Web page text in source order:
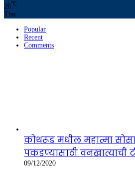
26℃
Thu
Popular
Recent
Comments
कोथरूड मधील महात्मा
पकडण्यासाठी वनखात्याची
09/12/2020